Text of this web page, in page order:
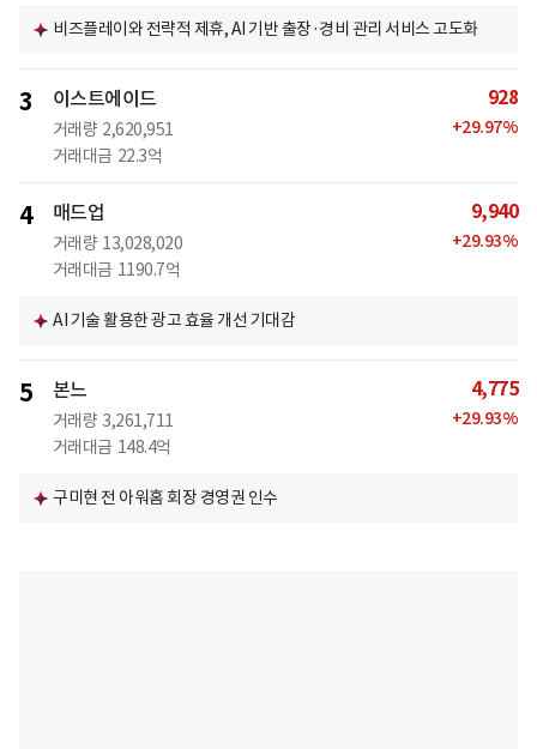
비즈플레이와 전략적 제휴, AI 기반 출장·경비 관리 서비스 고도화
3 이스트에이드
거래량 2,620,951
거래대금 22.3억
928
+29.97%
4 매드업
거래량 13,028,020
거래대금 1190.7억
9,940
+29.93%
AI 기술 활용한 광고 효율 개선 기대감
5 본느
거래량 3,261,711
거래대금 148.4억
4,775
+29.93%
구미현 전 아워홈 회장 경영권 인수